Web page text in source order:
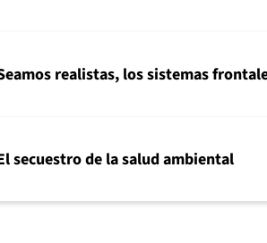
realistas, los sistemas
secuestro de la salud ambiental